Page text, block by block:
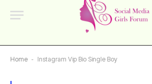
Home - Instagram Vip Bio Single Boy